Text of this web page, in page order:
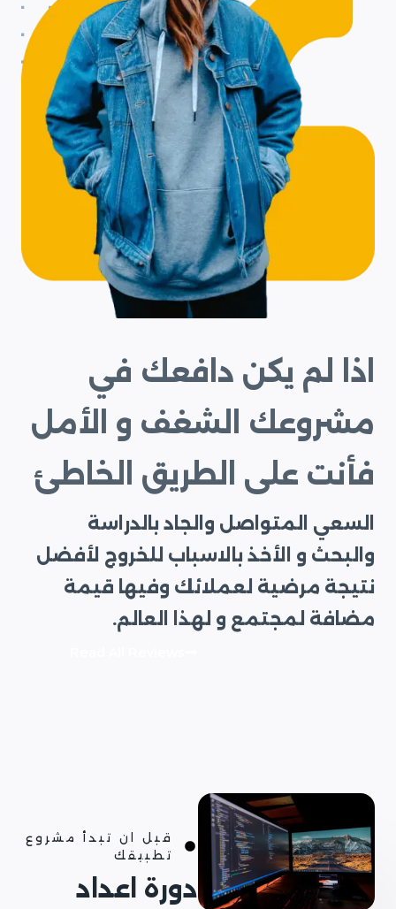
اذا لم يكن دافعك في
مشروعك الشغف و الأمل
فأنت على الطريق الخاطئ
السعي المتواصل والجاد بالدراسة
والبحث و الأخذ بالاسباب للخروج لأفضل
نتيجة مرضية لعملائك وفيها قيمة
مضافة لمجتمع و لهذا العالم.
قبل ان تبدأ مشروع
تطبيقك
دورة اعداد